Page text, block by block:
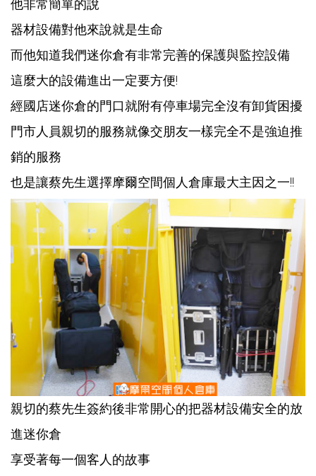
他非常簡單的說
器材設備對他來說就是生命
而他知道我們迷你倉有非常完善的保護與監控設備
這麼大的設備進出一定要方便!
經國店迷你倉的門口就附有停車場完全沒有卸貨困擾
門市人員親切的服務就像交朋友一樣完全不是強迫推
銷的服務
也是讓蔡先生選擇摩爾空間個人倉庫最大主因之一!!
親切的蔡先生簽約後非常開心的把器材設備安全的放
進迷你倉
享受著每一個客人的故事